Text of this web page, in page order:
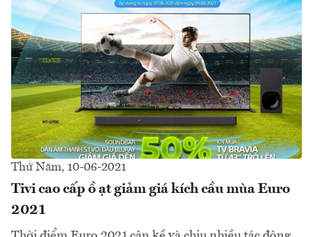
Thứ Năm, 10-06-2021
Tivi cao cấp ồ ạt giảm giá kích cầu mùa Euro
2021